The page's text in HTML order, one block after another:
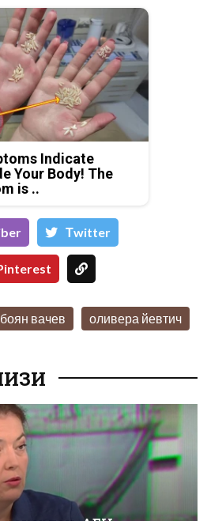
Indicate
Your Body! The
is ..
Тwitter
боян вачев оливера йевтич